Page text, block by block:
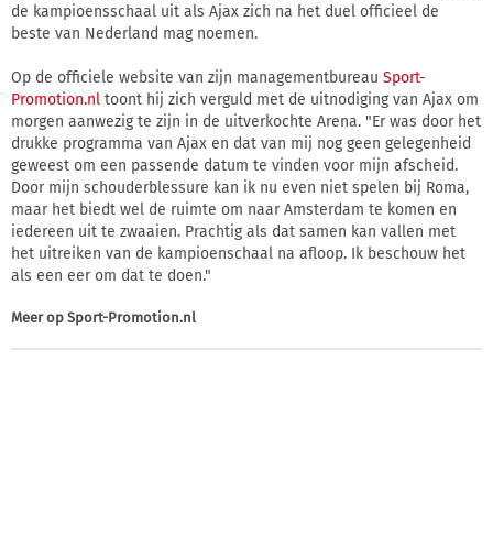
de kampioensschaal uit als Ajax zich na het duel officieel de
beste van Nederland mag noemen.
Op de officiele website van zijn managementbureau Sport-
Promotion.nl toont hij zich verguld met de uitnodiging van Ajax om
morgen aanwezig te zijn in de uitverkochte Arena. "Er was door het
drukke programma van Ajax en dat van mij nog geen gelegenheid
geweest om een passende datum te vinden voor mijn afscheid.
Door mijn schouderblessure kan ik nu even niet spelen bij Roma,
maar het biedt wel de ruimte om naar Amsterdam te komen en
iedereen uit te zwaaien. Prachtig als dat samen kan vallen met
het uitreiken van de kampioenschaal na afloop. Ik beschouw het
als een eer om dat te doen."
Meer op Sport-Promotion.nl